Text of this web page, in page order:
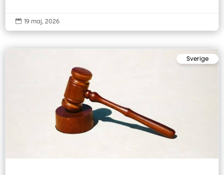
 19 maj, 2026
Sverige